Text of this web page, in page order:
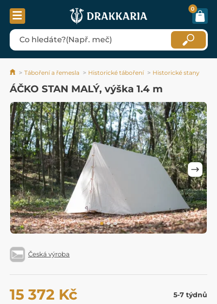
0
Táboření a řemesla Historické táboření Historické stany
ÁČKO STAN MALÝ, výška 1.4 m
Česká výroba
15 372 Kč 5-7 týdnů